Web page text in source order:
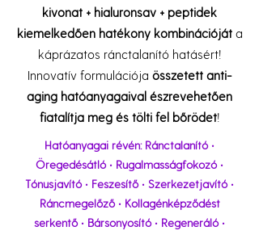
kivonat + hialuronsav + peptidek
kiemelkedően hatékony kombinációjáta
káprázatos ránctalanító hatásért!
Innovatív formulációja összetett anti-
aging hatóanyagaival észrevehetően
fiatalítja meg és tölti fel bőrödet!
Hatóanyagai révén: Ránctalanító •
Öregedésátló • Rugalmasságfokozó •
Tónusjavító • Feszesítő • Szerkezetjavító •
Ráncmegelőző • Kollagénképződést
serkentő • Bársonyosító • Regeneráló •